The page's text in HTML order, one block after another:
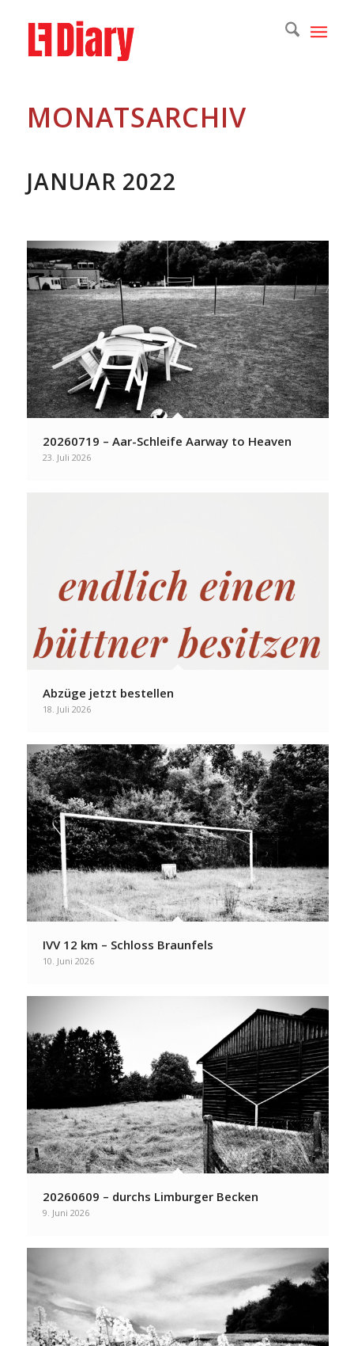
MONATSARCHIV
JANUAR 2022
20260719 – Aar-Schleife Aarway to Heaven
23. Juli 2026
Abzüge jetzt bestellen
18. Juli 2026
IVV 12 km – Schloss Braunfels
10. Juni 2026
20260609 – durchs Limburger Becken
9. Juni 2026